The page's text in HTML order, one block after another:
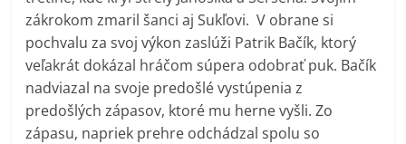
zákrokom zmaril šanci aj Sukľovi. V obrane si
pochvalu za svoj výkon zaslúži Patrik Bačík, ktorý
veľakrát dokázal hráčom súpera odobrať puk. Bačík
nadviazal na svoje predošlé vystúpenia z
predošlých zápasov, ktoré mu herne vyšli. Zo
zápasu, napriek prehre odchádzal spolu so